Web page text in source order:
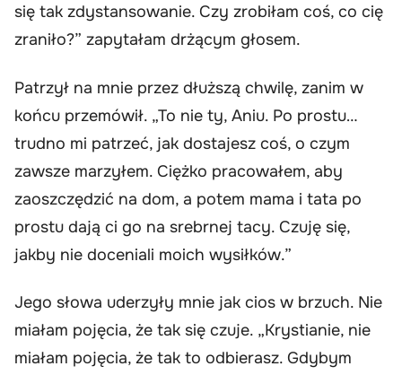
się tak zdystansowanie. Czy zrobiłam coś, co cię
zraniło?” zapytałam drżącym głosem.
Patrzył na mnie przez dłuższą chwilę, zanim w
końcu przemówił. „To nie ty, Aniu. Po prostu…
trudno mi patrzeć, jak dostajesz coś, o czym
zawsze marzyłem. Ciężko pracowałem, aby
zaoszczędzić na dom, a potem mama i tata po
prostu dają ci go na srebrnej tacy. Czuję się,
jakby nie doceniali moich wysiłków.”
Jego słowa uderzyły mnie jak cios w brzuch. Nie
miałam pojęcia, że tak się czuje. „Krystianie, nie
miałam pojęcia, że tak to odbierasz. Gdybym